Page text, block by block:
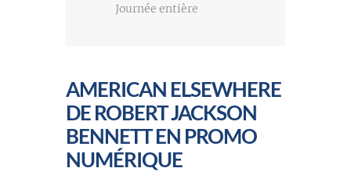
Journée entière
AMERICAN ELSEWHERE
DE ROBERT JACKSON
BENNETT EN PROMO
NUMÉRIQUE